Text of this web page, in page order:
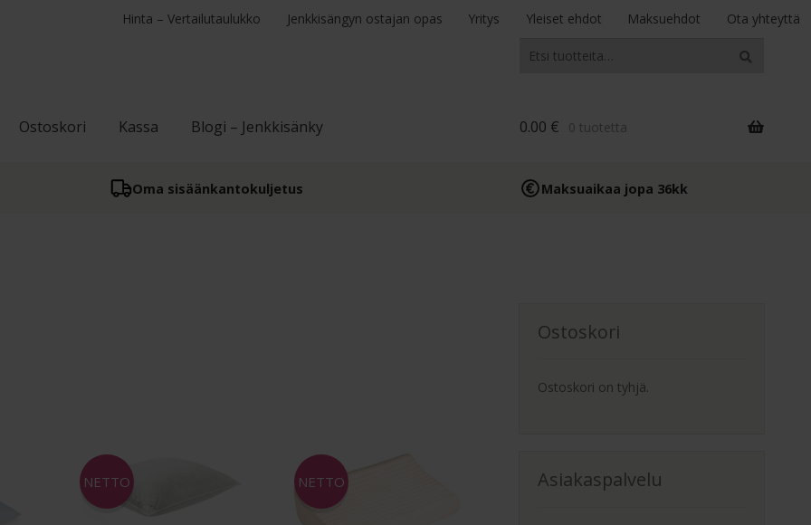
Hinta – Vertailutaulukko Jenkkisängyn ostajan opas Yritys Yleiset ehdot Maksuehdot
Ota yhteyttä
Haku
Ostoskori Kassa Blogi – Jenkkisänky 0.00 € 0 tuotetta
Oma sisään­kantokuljetus Maksuaikaa jopa 36kk
NETTO NETTO
Ostoskori
Ostoskori on tyhjä.
Asiakaspalvelu